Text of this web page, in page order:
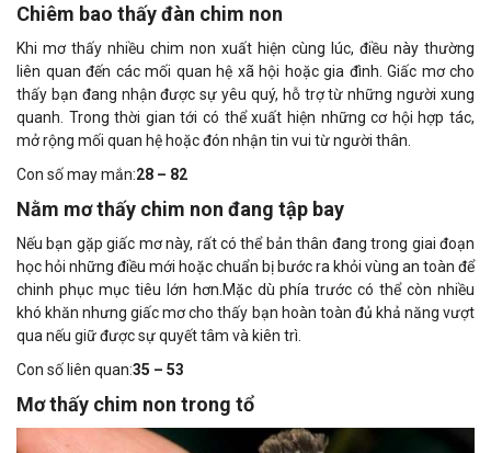
Chiêm bao thấy đàn chim non
Khi mơ thấy nhiều chim non xuất hiện cùng lúc, điều này thường
liên quan đến các mối quan hệ xã hội hoặc gia đình. Giấc mơ cho
thấy bạn đang nhận được sự yêu quý, hỗ trợ từ những người xung
quanh. Trong thời gian tới có thể xuất hiện những cơ hội hợp tác,
mở rộng mối quan hệ hoặc đón nhận tin vui từ người thân.
Con số may mắn:28 – 82
Nằm mơ thấy chim non đang tập bay
Nếu bạn gặp giấc mơ này, rất có thể bản thân đang trong giai đoạn
học hỏi những điều mới hoặc chuẩn bị bước ra khỏi vùng an toàn để
chinh phục mục tiêu lớn hơn.Mặc dù phía trước có thể còn nhiều
khó khăn nhưng giấc mơ cho thấy bạn hoàn toàn đủ khả năng vượt
qua nếu giữ được sự quyết tâm và kiên trì.
Con số liên quan:35 – 53
Mơ thấy chim non trong tổ